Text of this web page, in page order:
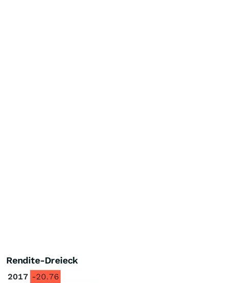
Rendite-Dreieck
2017 -20.76